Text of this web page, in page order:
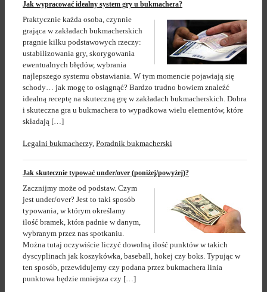
Jak wypracować idealny system gry u bukmachera?
Praktycznie każda osoba, czynnie
grająca w zakładach bukmacherskich
pragnie kilku podstawowych rzeczy:
ustabilizowania gry, skorygowania
ewentualnych błędów, wybrania
najlepszego systemu obstawiania. W tym momencie pojawiają się
schody… jak mogę to osiągnąć? Bardzo trudno bowiem znaleźć
idealną receptę na skuteczną grę w zakładach bukmacherskich. Dobra
i skuteczna gra u bukmachera to wypadkowa wielu elementów, które
składają […]
Legalni bukmacherzy, Poradnik bukmacherski
Jak skutecznie typować under/over (poniżej/powyżej)?
Zacznijmy może od podstaw. Czym
jest under/over? Jest to taki sposób
typowania, w którym określamy
ilość bramek, która padnie w danym,
wybranym przez nas spotkaniu.
Można tutaj oczywiście liczyć dowolną ilość punktów w takich
dyscyplinach jak koszykówka, baseball, hokej czy boks. Typując w
ten sposób, przewidujemy czy podana przez bukmachera linia
punktowa będzie mniejsza czy […]